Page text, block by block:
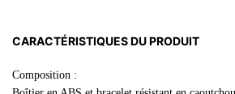
CARACTÉRISTIQUES DU PRODUIT
Composition :